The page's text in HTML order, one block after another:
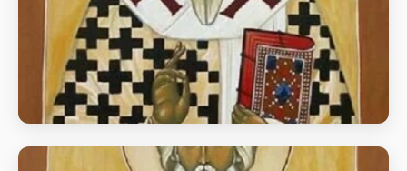
Свт. Євтихія, архієп.